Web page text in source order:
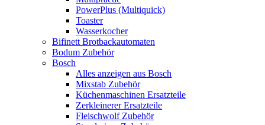
PowerPlus (Multiquick)
Toaster
Wasserkocher
Bifinett Brotbackautomaten
Bodum Zubehör
Bosch
Alles anzeigen aus Bosch
Mixstab Zubehör
Küchenmaschinen Ersatzteile
Zerkleinerer Ersatzteile
Fleischwolf Zubehör